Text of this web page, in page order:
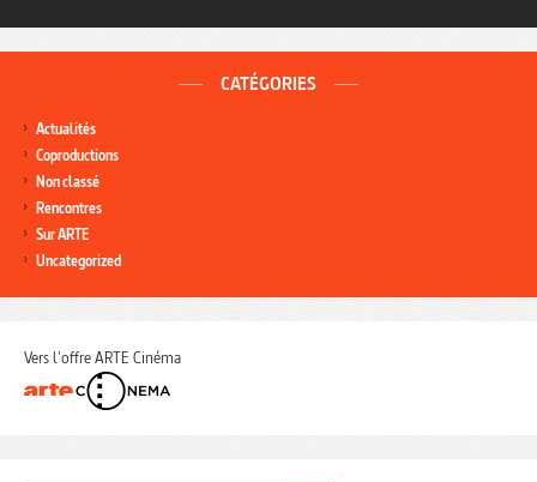
CATÉGORIES
Actualités
Coproductions
Non classé
Rencontres
Sur ARTE
Uncategorized
Vers l'offre ARTE Cinéma